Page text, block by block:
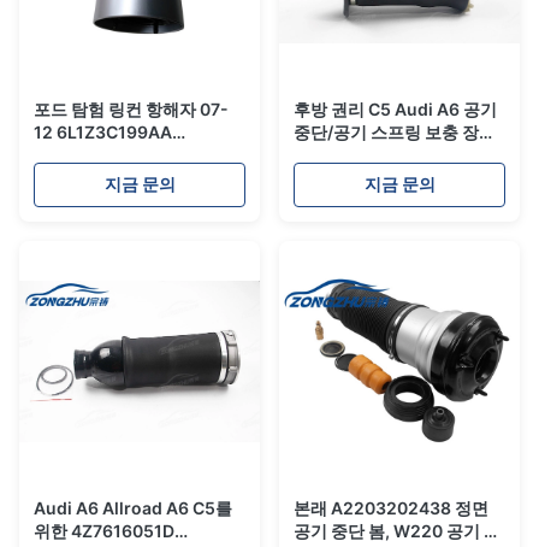
포드 탐험 링컨 항해자 07-
12 6L1Z3C199AA
후방 공기 스프링
지금 문의
후방 권리 C5 Audi A6 공기
중단/공기 스프링 보충 장비
지금 문의
Audi A6 Allroad A6 C5를
위한 4Z7616051D
본래 A2203202438 정면
공기 중단 봄, W220 공기 스